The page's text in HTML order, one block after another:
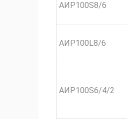
АИР100S8/6
АИР100L8/6
АИР100S6/4/2